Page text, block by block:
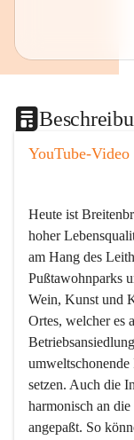
YouTube-Video
Heute ist
hoher
am Hang des
Pußtawohnparks
Wein, Kunst und
Ortes, welcher es
setzen. Auch die
harmonisch an
angepaßt. So